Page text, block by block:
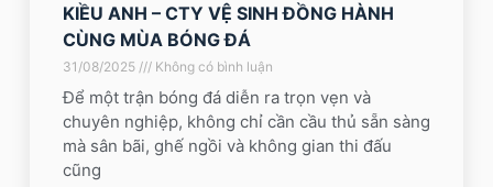
KIỀU ANH – CTY VỆ SINH ĐỒNG HÀNH
CÙNG MÙA BÓNG ĐÁ
31/08/2025 Không có bình luận
Để một trận bóng đá diễn ra trọn vẹn và
chuyên nghiệp, không chỉ cần cầu thủ sẵn sàng
mà sân bãi, ghế ngồi và không gian thi đấu
cũng